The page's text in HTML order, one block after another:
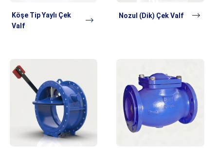
Köşe Tip Yaylı Çek
Valf
Nozul (Dik) Çek Valf